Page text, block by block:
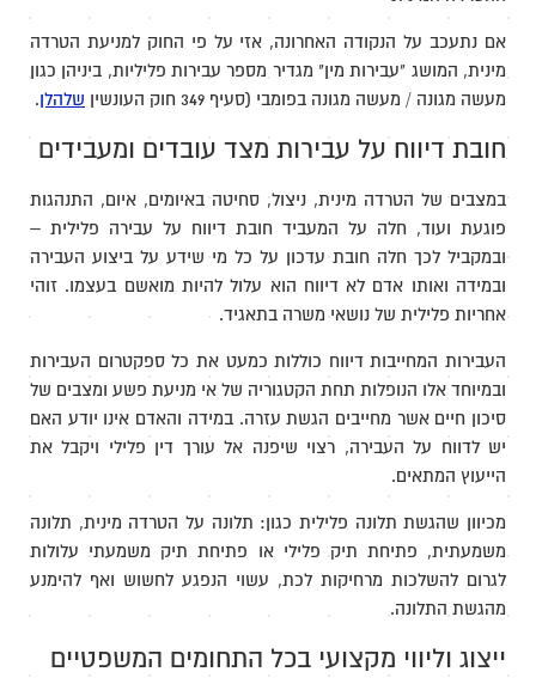
אם נתעכב על הנקודה האחרונה, אזי על פי החוק למניעת הטרדה
מינית, המושג "עבירות מין" מגדיר מספר עבירות פליליות, ביניהן כגון
מעשה מגונה / מעשה מגונה בפומבי (סעיף 349 חוק העונשין
שלהלן.
חובת דיווח על עבירות מצד עובדים ומעבידים
במצבים של הטרדה מינית, ניצול, סחיטה באיומים, איום, התנהגות
פוגעת ועוד, חלה על המעביד חובת דיווח על עבירה פלילית –
ובמקביל לכך חלה חובת עדכון על כל מי שידע על ביצוע העבירה
ובמידה ואותו אדם לא דיווח הוא עלול להיות מואשם בעצמו. זוהי
אחריות פלילית של נושאי משרה בתאגיד.
העבירות המחייבות דיווח כוללות כמעט את כל ספקטרום העבירות
ובמיוחד אלו הנופלות תחת הקטגוריה של אי מניעת פשע ומצבים של
סיכון חיים אשר מחייבים הגשת עזרה. במידה והאדם אינו יודע האם
יש לדווח על העבירה, רצוי שיפנה אל עורך דין פלילי ויקבל את
הייעוץ המתאים.
מכיוון שהגשת תלונה פלילית כגון: תלונה על הטרדה מינית, תלונה
משמעתית, פתיחת תיק פלילי או פתיחת תיק משמעתי עלולות
לגרום להשלכות מרחיקות לכת, עשוי הנפגע לחשוש ואף להימנע
מהגשת התלונה.
ייצוג וליווי מקצועי בכל התחומים המשפטיים